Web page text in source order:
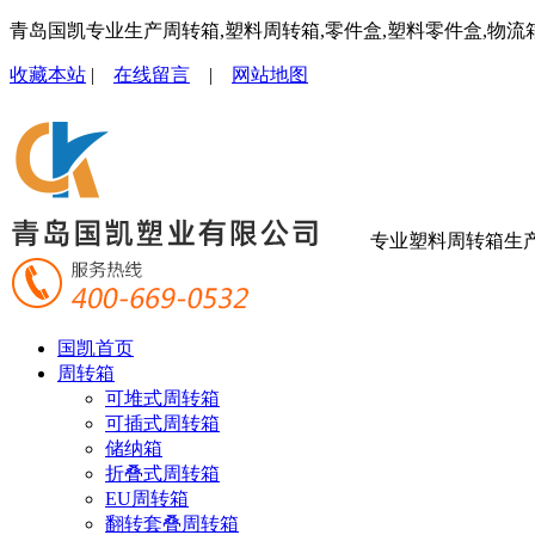
青岛国凯专业生产周转箱,塑料周转箱,零件盒,塑料零件盒,物流
收藏本站 | 在线留言 | 网站地图
专业塑料周转箱生
国凯首页
周转箱
可堆式周转箱
可插式周转箱
储纳箱
折叠式周转箱
EU周转箱
翻转套叠周转箱